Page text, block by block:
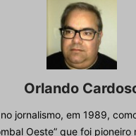
Orlando
jornalismo, em 1989,
Oeste” que foi pioneiro